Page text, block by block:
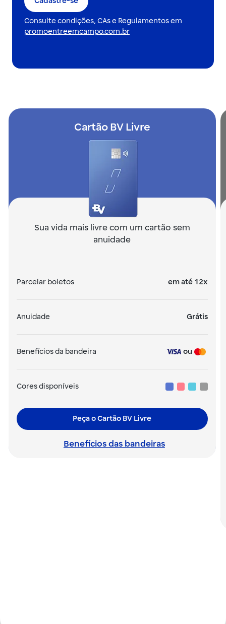
Consulte condições, CAs e Regulamentos em
promoentreemcampo.com.br
Cartão BV Livre
Sua vida mais livre com um cartão sem
anuidade
Parcelar boletos em até 12x
Anuidade Grátis
Benefícios da bandeira ou
Cores disponíveis
Peça o Cartão BV Livre
Benefícios das bandeiras